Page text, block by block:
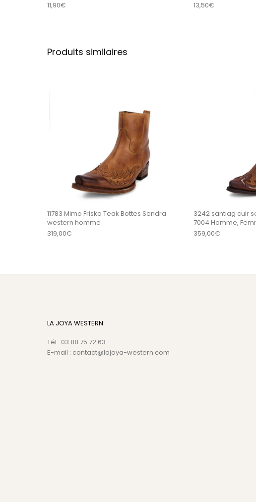
11,90€
13,50€
Produits similaires
11783 Mimo Frisko Teak Bottes Sendra
western homme
319,00€
Ce produit a
3242 santiag cuir
7004 Homme,
359,00€
LA JOYA WESTERN
Tél : 03 88 75 72 63
E-mail : contact@lajoya-western.com